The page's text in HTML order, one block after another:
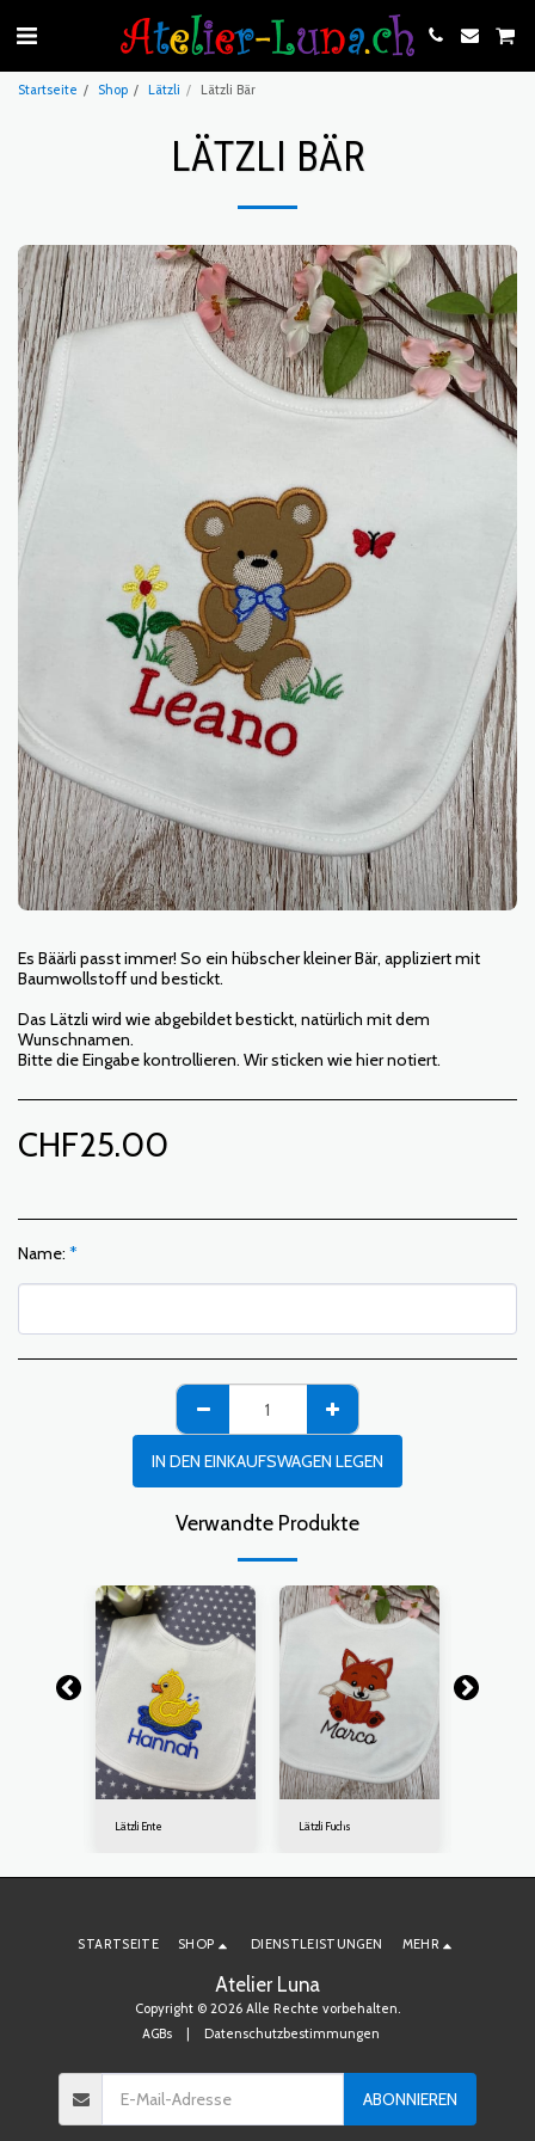
Startseite Shop Lätzli Lätzli Bär
LÄTZLI BÄR
Es Bäärli passt immer! So ein hübscher kleiner Bär, appliziert mit
Baumwollstoff und bestickt.
Das Lätzli wird wie abgebildet bestickt, natürlich mit dem
Wunschnamen.
Bitte die Eingabe kontrollieren. Wir sticken wie hier notiert.
CHF25.00
Name: *
IN DEN EINKAUFSWAGEN LEGEN
Verwandte Produkte
Lätzli Ente Lätzli Fuchs
Atelier Luna
Copyright © 2026 Alle Rechte vorbehalten.
AGBs| Datenschutzbestimmungen
STARTSEITE SHOP DIENSTLEISTUNGEN MEHR
ABONNIEREN